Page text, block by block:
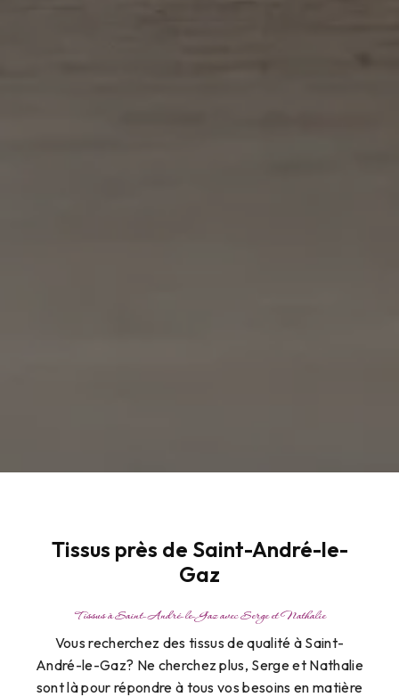
Tissus près de Saint-André-le-
Gaz
Tissus à Saint-André-le-Gaz avec Serge et Nathalie
Vous recherchez des tissus de qualité à Saint-
André-le-Gaz? Ne cherchez plus, Serge et Nathalie
sont là pour répondre à tous vos besoins en matière